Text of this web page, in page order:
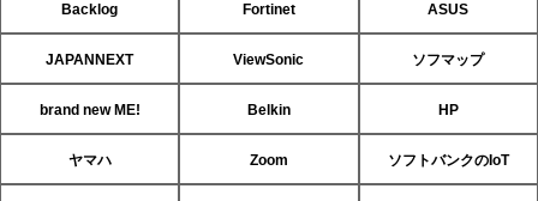
Backlog Fortinet ASUS
JAPANNEXT ViewSonic ソフマップ
brand new ME! Belkin HP
ヤマハ Zoom ソフトバンクのIoT